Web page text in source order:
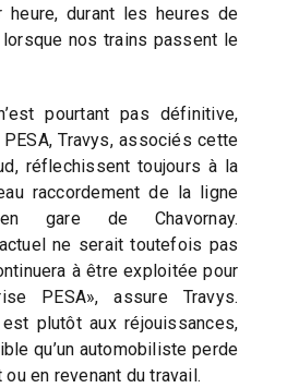
durant les heures de
lorsque nos trains passent le
pourtant pas définitive,
PESA, Travys, associés cette
réflechissent toujours à la
raccordement de la ligne
en gare de Chavornay.
ne serait toutefois pas
à être exploitée pour
PESA», assure Travys.
est plutôt aux réjouissances,
qu’un automobiliste perde
en revenant du travail.